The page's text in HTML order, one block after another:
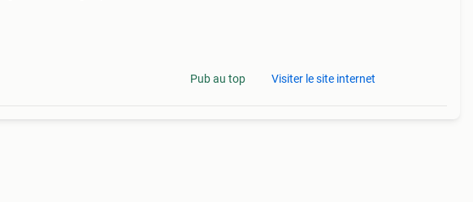
Pub au top Visiter le site internet